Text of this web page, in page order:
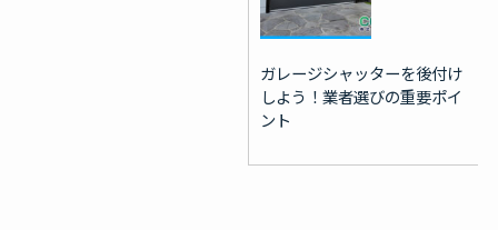
ガレージシャッターを後付け
しよう！業者選びの重要ポイ
ント